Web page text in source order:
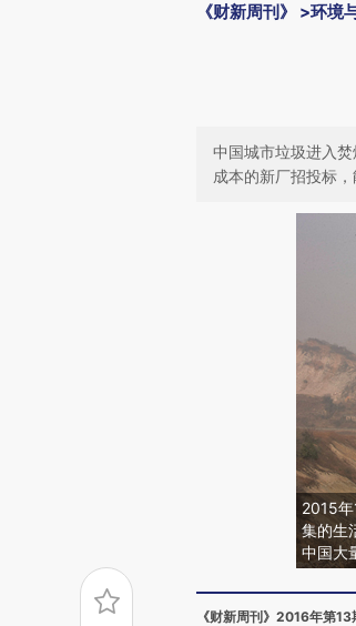
《财新周刊》 >环境
中国城市垃圾进入
成本的新厂招投标
2015
集的生
中国大
《财新周刊》2016年第13